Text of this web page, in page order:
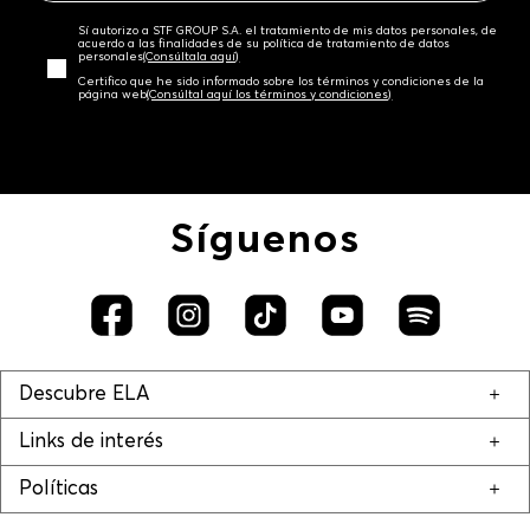
Sí autorizo a STF GROUP S.A. el tratamiento de mis datos personales, de
acuerdo a las finalidades de su política de tratamiento de datos
personales‎(Consúltala aquí)
Certifico que he sido informado sobre los términos y condiciones de la
página web‎(Consúltal aquí los términos y condiciones)
Síguenos
Descubre ELA
Links de interés
Políticas